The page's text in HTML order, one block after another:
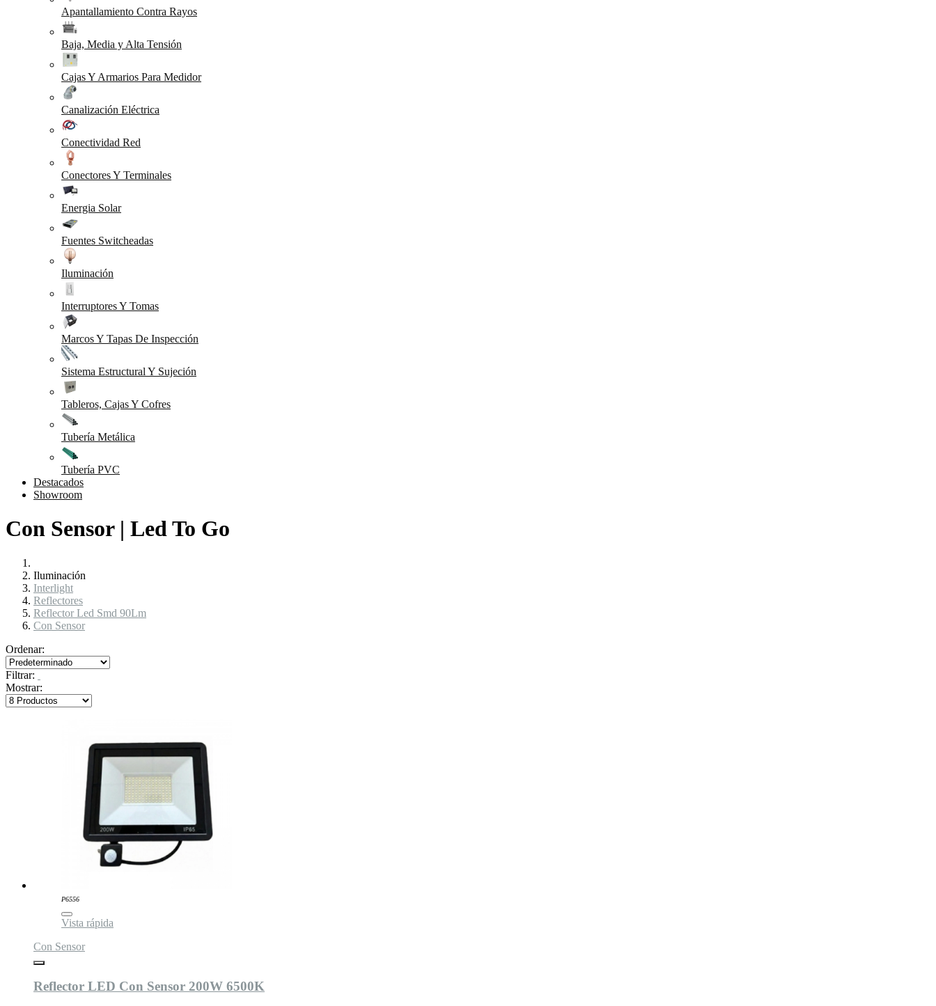
Apantallamiento Contra Rayos
Baja, Media y Alta Tensión
Cajas Y Armarios Para Medidor
Canalización Eléctrica
Conectividad Red
Conectores Y Terminales
Energia Solar
Fuentes Switcheadas
Iluminación
Interruptores Y Tomas
Marcos Y Tapas De Inspección
Sistema Estructural Y Sujeción
Tableros, Cajas Y Cofres
Tubería Metálica
Tubería PVC
Destacados
Showroom
Con Sensor | Led To Go
Iluminación
Interlight
Reflectores
Reflector Led Smd 90Lm
Con Sensor
Ordenar:
Filtrar:
Mostrar:
P6556
Vista rápida
Con Sensor
Reflector LED Con Sensor 200W 6500K